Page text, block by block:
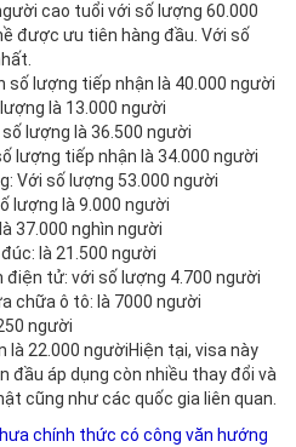
cao tuổi với số lượng 60.000
được ưu tiên hàng đầu. Với số
số lượng tiếp nhận là 40.000 người
là 13.000 người
lượng là 36.500 người
lượng tiếp nhận là 34.000 người
Với số lượng 53.000 người
lượng là 9.000 người
37.000 nghìn người
là 21.500 người
điện tử: với số lượng 4.700 người
chữa ô tô: là 7000 người
người
là 22.000 ngườiHiện tại, visa này
đầu áp dụng còn nhiều thay đổi và
cũng như các quốc gia liên quan.
chính thức có công văn hướng